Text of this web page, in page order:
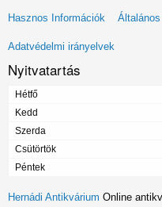
Lábléc
menü
Hasznos Információk
Adatvédelmi irányelvek
Nyitvatartás
Hétfő
Kedd
Szerda
Csütörtök
Péntek
Hernádi Antikvárium Online